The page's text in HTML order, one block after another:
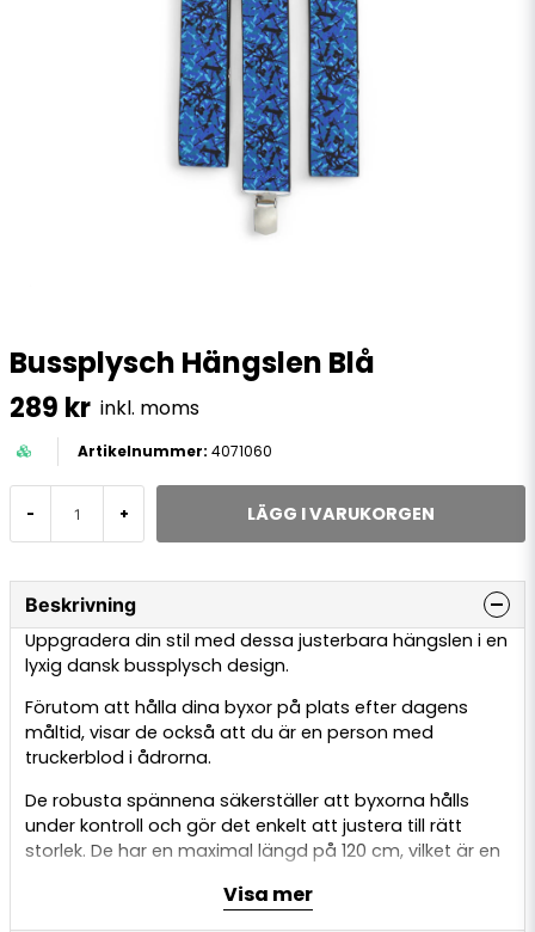
Bussplysch Hängslen Blå
289 kr inkl. moms
4071060
- + LÄGG I VARUKORGEN
Beskrivning
Uppgradera din stil med dessa justerbara hängslen i en
lyxig dansk bussplysch design.
Förutom att hålla dina byxor på plats efter dagens
måltid, visar de också att du är en person med
truckerblod i ådrorna.
De robusta spännena säkerställer att byxorna hålls
under kontroll och gör det enkelt att justera till rätt
storlek. De har en maximal längd på 120 cm, vilket är en
Visa mer